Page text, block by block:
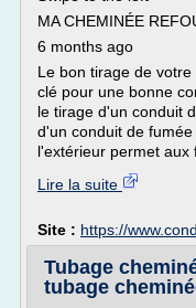
MA CHEMINÉE
6 months ago
Le bon tirage de
clé pour une bonne
le tirage d'un conduit
d'un conduit de
l'extérieur permet aux
Lire la suite
Site : https://
Tubage
tubage